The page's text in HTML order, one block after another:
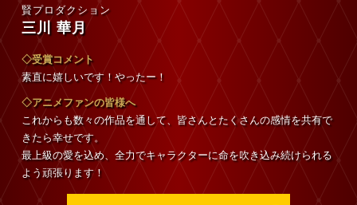
賢プロダクション
三川 華月
◇受賞コメント
素直に嬉しいです！やったー！
◇アニメファンの皆様へ
これからも数々の作品を通して、皆さんとたくさんの感情を共有で
きたら幸せです。
最上級の愛を込め、全力でキャラクターに命を吹き込み続けられる
よう頑張ります！